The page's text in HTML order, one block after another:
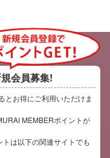
会員募集!
とお得にご利用いただけま
MEMBERポイントが
トは以下の関連サイトでも